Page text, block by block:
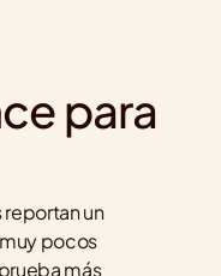
para
un
pocos
más